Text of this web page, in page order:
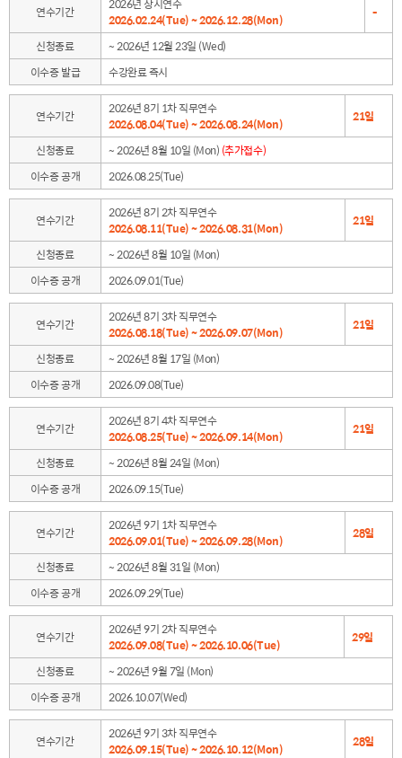
연수기간
2026년 상시연수
2026.02.24(Tue) ~ 2026.12.28(Mon)
-
신청종료
~ 2026년 12월 23일 (Wed)
이수증 발급
수강완료 즉시
연수기간
2026년 8기 1차 직무연수
2026.08.04(Tue) ~ 2026.08.24(Mon)
21일
신청종료 ~ 2026년 8월 10일 (Mon) (추가접수)
이수증 공개
2026.08.25(Tue)
연수기간
2026년 8기 2차 직무연수
2026.08.11(Tue) ~ 2026.08.31(Mon)
21일
신청종료
~ 2026년 8월 10일 (Mon)
이수증 공개
2026.09.01(Tue)
연수기간
2026년 8기 3차 직무연수
2026.08.18(Tue) ~ 2026.09.07(Mon)
21일
신청종료
~ 2026년 8월 17일 (Mon)
이수증 공개
2026.09.08(Tue)
연수기간
2026년 8기 4차 직무연수
2026.08.25(Tue) ~ 2026.09.14(Mon)
21일
신청종료
~ 2026년 8월 24일 (Mon)
이수증 공개
2026.09.15(Tue)
연수기간
2026년 9기 1차 직무연수
2026.09.01(Tue) ~ 2026.09.28(Mon)
28일
신청종료
~ 2026년 8월 31일 (Mon)
이수증 공개
2026.09.29(Tue)
연수기간
2026년 9기 2차 직무연수
2026.09.08(Tue) ~ 2026.10.06(Tue)
29일
신청종료
~ 2026년 9월 7일 (Mon)
이수증 공개
2026.10.07(Wed)
연수기간
2026년 9기 3차 직무연수
2026.09.15(Tue) ~ 2026.10.12(Mon)
28일